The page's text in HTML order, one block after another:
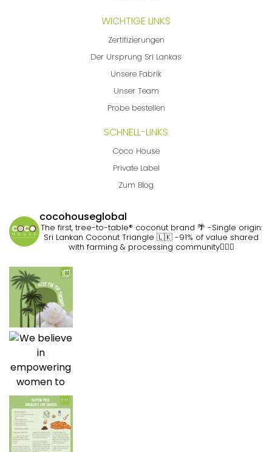
WICHTIGE LINKS
Zertifizierungen
Der Ursprung Sri Lankas
Unsere Fabrik
Unser Team
Probe bestellen
SCHNELL-LINKS
Coco House
Private Label
Zum Blog
cocohouseglobal
The first, tree-to-table® coconut brand 🌴 -Single origin:
Sri Lankan Coconut Triangle 🇱🇰 -91% of value shared
with farming & processing community👷🏽‍♀️